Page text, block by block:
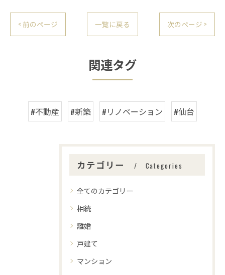
< 前のページ 一覧に戻る 次のページ >
関連タグ
#不動産 #新築 #リノベーション #仙台
カテゴリー Categories
全てのカテゴリー
相続
離婚
戸建て
マンション